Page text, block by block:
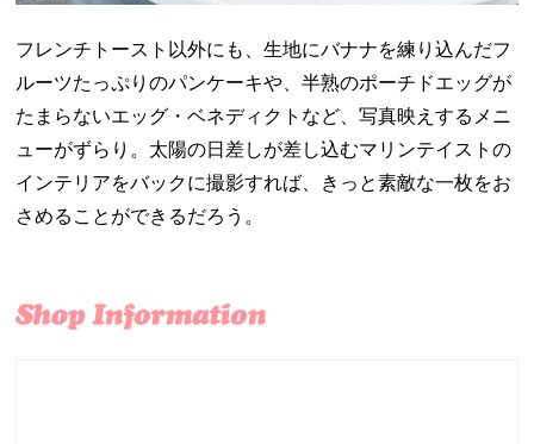
フレンチトースト以外にも、生地にバナナを練り込んだフ
ルーツたっぷりのパンケーキや、半熟のポーチドエッグが
たまらないエッグ・ベネディクトなど、写真映えするメニ
ューがずらり。太陽の日差しが差し込むマリンテイストの
インテリアをバックに撮影すれば、きっと素敵な一枚をお
さめることができるだろう。